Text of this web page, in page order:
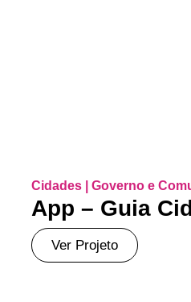
Cidades | Governo e
App – Guia
Ver Projeto